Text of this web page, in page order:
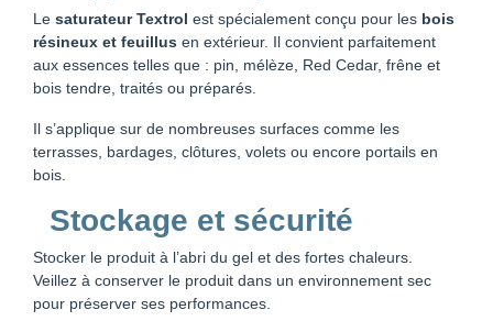
Le saturateur Textrol est spécialement conçu pour les bois
résineux et feuillus en extérieur. Il convient parfaitement
aux essences telles que : pin, mélèze, Red Cedar, frêne et
bois tendre, traités ou préparés.
Il s’applique sur de nombreuses surfaces comme les
terrasses, bardages, clôtures, volets ou encore portails en
bois.
Stockage et sécurité
Stocker le produit à l’abri du gel et des fortes chaleurs.
Veillez à conserver le produit dans un environnement sec
pour préserver ses performances.